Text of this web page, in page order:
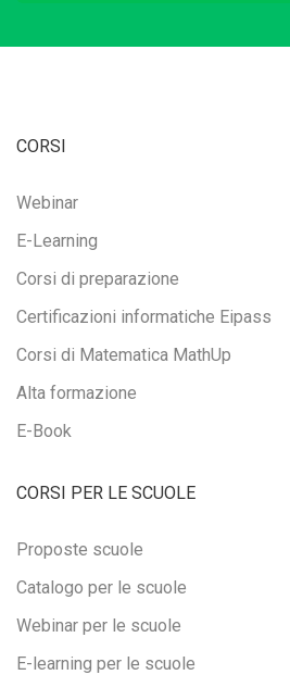
CORSI
Webinar
E-Learning
Corsi di preparazione
Certificazioni informatiche Eipass
Corsi di Matematica MathUp
Alta formazione
E-Book
CORSI PER LE SCUOLE
Proposte scuole
Catalogo per le scuole
Webinar per le scuole
E-learning per le scuole